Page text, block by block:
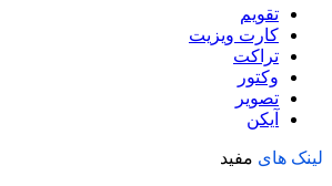
تقویم
کارت ویزیت
تراکت
وکتور
تصویر
آیکن
لینک های مفید